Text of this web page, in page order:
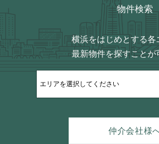
物件検索
横浜をはじめとする各
最新物件を探すことが
仲介会社様